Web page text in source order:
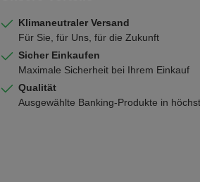
Klimaneutraler Versand
Für Sie, für Uns, für die Zukunft
Sicher Einkaufen
Maximale Sicherheit bei Ihrem Einkauf
Qualität
Ausgewählte Banking-Produkte in